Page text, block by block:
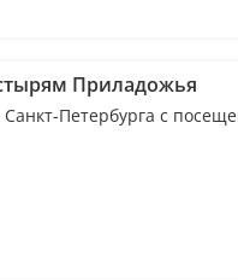
Приладожья
Санкт-Петербурга с